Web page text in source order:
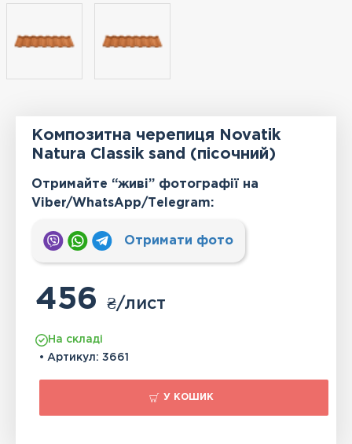
Композитна черепиця Novatik
Natura Classik sand (пісочний)
Отримайте “живі” фотографії на
Viber/WhatsApp/Тelegram:
Отримати фото
456₴/лист
На складі
• Артикул: 3661
У КОШИК